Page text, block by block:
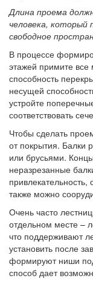
Длина проема
человека, который
свободное
В процессе
этажей примите
способность
несущей
устройте
соответствовать
Чтобы сделать
от покрытия. Балки
или брусьями.
неразрезанные
также можно
Очень часто
отдельном месте –
что поддерживают
установить после
формируют ниши
способ дает